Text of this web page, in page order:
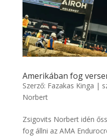
Amerikában fog
Szerző: Fazakas Kinga |
Norbert
Zsigovits Norbert idén
fog állni az AMA